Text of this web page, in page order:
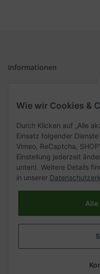
Informationen
Kategorien
* Alle Preise inkl. gesetzlicher USt.,
Wie wir Cookies &
Durch Klicken auf „Alle
Einsatz folgender
Vimeo, ReCaptcha,
Einstellung jederzeit
unten). Weitere Details
in unserer
Alle